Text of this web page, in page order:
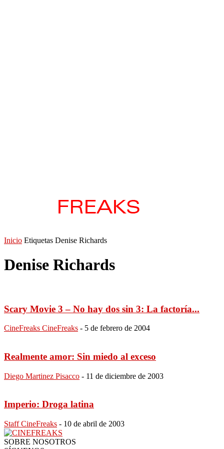
Inicio Etiquetas Denise Richards
Denise Richards
Scary Movie 3 – No hay dos sin 3: La factoría...
CineFreaks CineFreaks - 5 de febrero de 2004
Realmente amor: Sin miedo al exceso
Diego Martinez Pisacco - 11 de diciembre de 2003
Imperio: Droga latina
Staff CineFreaks - 10 de abril de 2003
SOBRE NOSOTROS